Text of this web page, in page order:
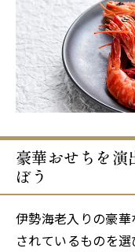
豪華おせちを演
ぼう
伊勢海老入りの豪
されているものを